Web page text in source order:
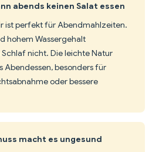
abends keinen Salat essen
ist perfekt für Abendmahlzeiten.
hohem Wassergehalt
nicht. Die leichte Natur
Abendessen, besonders für
oder bessere
macht es ungesund